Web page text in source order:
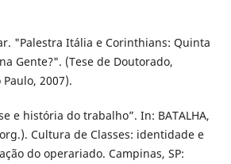
"Palestra Itália e Corinthians: Quinta
Gente?". (Tese de Doutorado,
2007).
e história do trabalho”. In: BATALHA,
Cultura de Classes: identidade e
do operariado. Campinas, SP: